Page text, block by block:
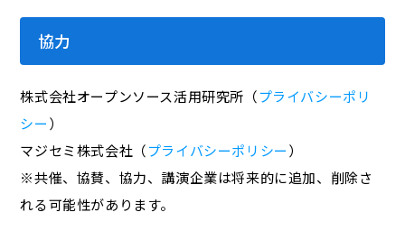
協力
株式会社オープンソース活用研究所（プライバシーポリ
シー）
マジセミ株式会社（プライバシーポリシー）
※共催、協賛、協力、講演企業は将来的に追加、削除さ
れる可能性があります。